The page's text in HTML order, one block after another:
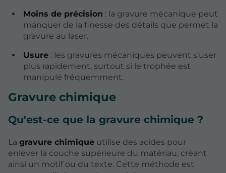
Moins de précision : la gravure mécanique peut
manquer de la finesse des détails que permet la
gravure au laser.
Usure: les gravures mécaniques peuvent s’user
plus rapidement, surtout si le trophée est
manipulé fréquemment.
Gravure chimique
Qu'est-ce que la gravure chimique ?
La gravure chimique utilise des acides pour
enlever la couche supérieure du matériau, créant
ainsi un motif ou du texte. Cette méthode est